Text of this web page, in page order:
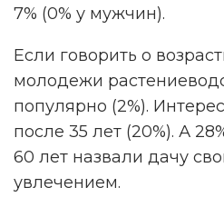
7% (0% у мужчин).
Если говорить о
молодежи
популярно (2%).
после 35 лет (20%). А
60 лет назвали дачу
увлечением.